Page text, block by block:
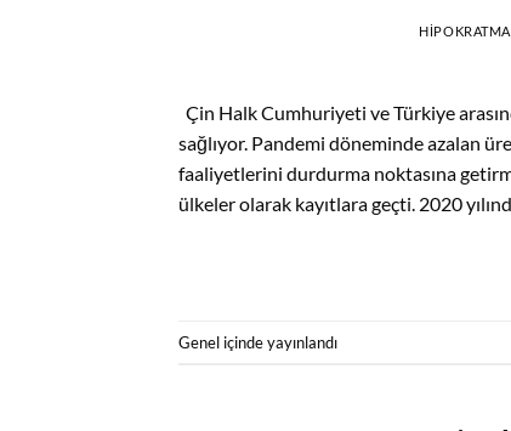
Çin Halk Cumhuriyeti ve Türkiye
sağlıyor. Pandemi döneminde azalan
faaliyetlerini durdurma noktasına
ülkeler olarak kayıtlara geçti. 2020
Genel içinde yayınlandı